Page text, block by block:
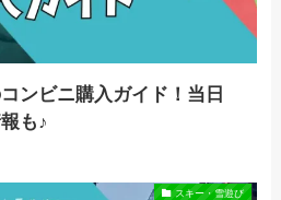
ンビニ購入ガイド！当日
も♪
スキー・雪遊び